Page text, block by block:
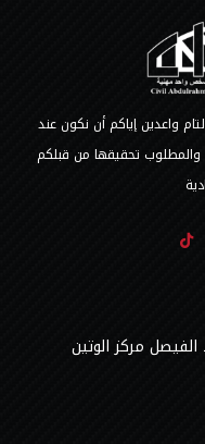
واعدين إياكم أن نكون عند
تحقيقها من قبلكم
مركز الوتين